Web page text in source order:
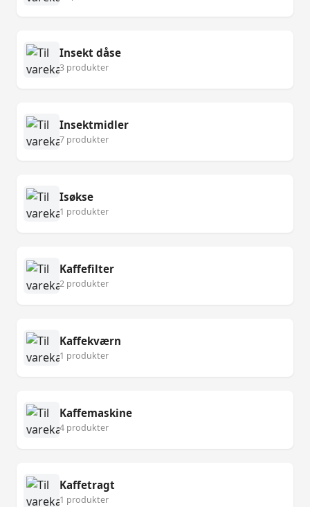
Insekt dåse
3 produkter
Insektmidler
7 produkter
Isøkse
1 produkter
Kaffefilter
2 produkter
Kaffekværn
1 produkter
Kaffemaskine
4 produkter
Kaffetragt
1 produkter